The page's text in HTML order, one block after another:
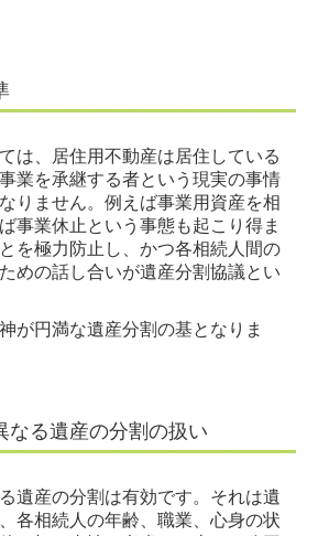
語集
シー
は、居住用不動産は居住している
業を承継する者という現実の事情
りません。例えば事業用資産を相
事業休止という事態も起こり得ま
を極力防止し、かつ各相続人間の
めの話し合いが遺産分割協議とい
が円満な遺産分割の基となりま
なる遺産の分割の扱い
遺産の分割は有効です。それは遺
各相続人の年齢、職業、心身の状